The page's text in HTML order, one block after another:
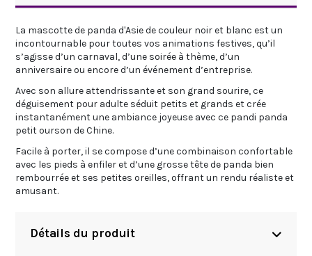
La mascotte de panda d'Asie de couleur noir et blanc est un
incontournable pour toutes vos animations festives, qu’il
s’agisse d’un carnaval, d’une soirée à thème, d’un
anniversaire ou encore d’un événement d’entreprise.
Avec son allure attendrissante et son grand sourire, ce
déguisement pour adulte séduit petits et grands et crée
instantanément une ambiance joyeuse avec ce pandi panda
petit ourson de Chine.
Facile à porter, il se compose d’une combinaison confortable
avec les pieds à enfiler et d’une grosse tête de panda bien
rembourrée et ses petites oreilles, offrant un rendu réaliste et
amusant.
Détails du produit